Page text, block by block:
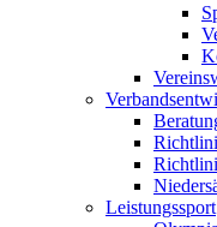
Leistungssport